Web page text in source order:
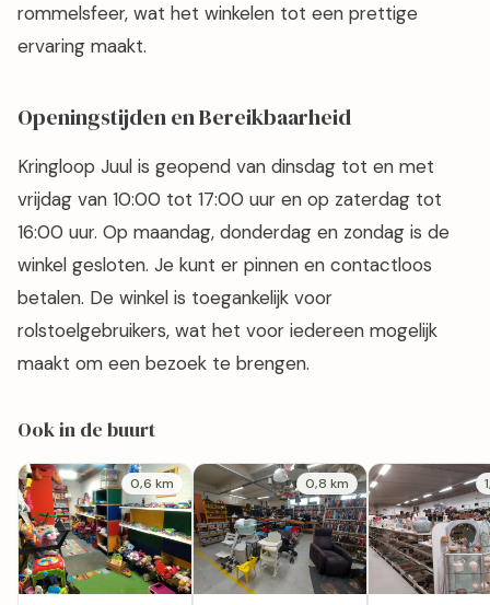
rommelsfeer, wat het winkelen tot een prettige
ervaring maakt.
Openingstijden en Bereikbaarheid
Kringloop Juul is geopend van dinsdag tot en met
vrijdag van 10:00 tot 17:00 uur en op zaterdag tot
16:00 uur. Op maandag, donderdag en zondag is de
winkel gesloten. Je kunt er pinnen en contactloos
betalen. De winkel is toegankelijk voor
rolstoelgebruikers, wat het voor iedereen mogelijk
maakt om een bezoek te brengen.
Ook in de buurt
0,6 km 0,8 km